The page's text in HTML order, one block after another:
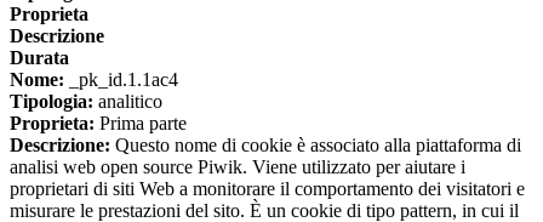
Proprieta
Descrizione
Durata
Nome: _pk_id.1.1ac4
Tipologia: analitico
Proprieta: Prima parte
Descrizione: Questo nome di cookie è associato alla piattaforma di
analisi web open source Piwik. Viene utilizzato per aiutare i
proprietari di siti Web a monitorare il comportamento dei visitatori e
misurare le prestazioni del sito. È un cookie di tipo pattern, in cui il